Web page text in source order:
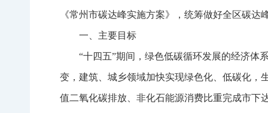
《常州市碳达峰实施方案》，统筹做好全区碳
一、主要目标
“十四五”期间，绿色低碳循环发展的经济体
变，建筑、城乡领域加快实现绿色化、低碳化，
值二氧化碳排放、非化石能源消费比重完成市下